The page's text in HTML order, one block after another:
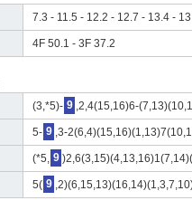
7.3 - 11.5 - 12.2 - 12.7 - 13.4 -
4F 50.1 - 3F 37.2
(3,*5)- 9 ,2,4(15,16)6-
5- 9 ,3-
(*5, 9
5( 9